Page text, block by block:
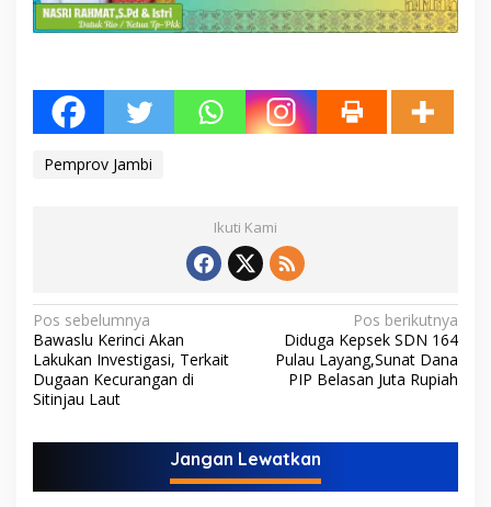
Pemprov Jambi
Ikuti Kami
N
a
v
i
g
Pos sebelumnya
Bawaslu Kerinci Akan
Lakukan Investigasi, Terkait
Dugaan Kecurangan di
Sitinjau Laut
Pos berikutnya
Diduga Kepsek SDN 164
Pulau Layang,Sunat Dana
PIP Belasan Juta Rupiah
Jangan Lewatkan